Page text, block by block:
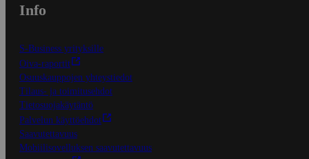
Info
S-Business yrityksille
Oiva-raportit
Osuuskauppojen yhteystiedot
Tilaus- ja toimitusehdot
Tietosuojakäytäntö
Palvelun käyttöehdot
Saavutettavuus
Mobiilisovelluksen saavutettavuus